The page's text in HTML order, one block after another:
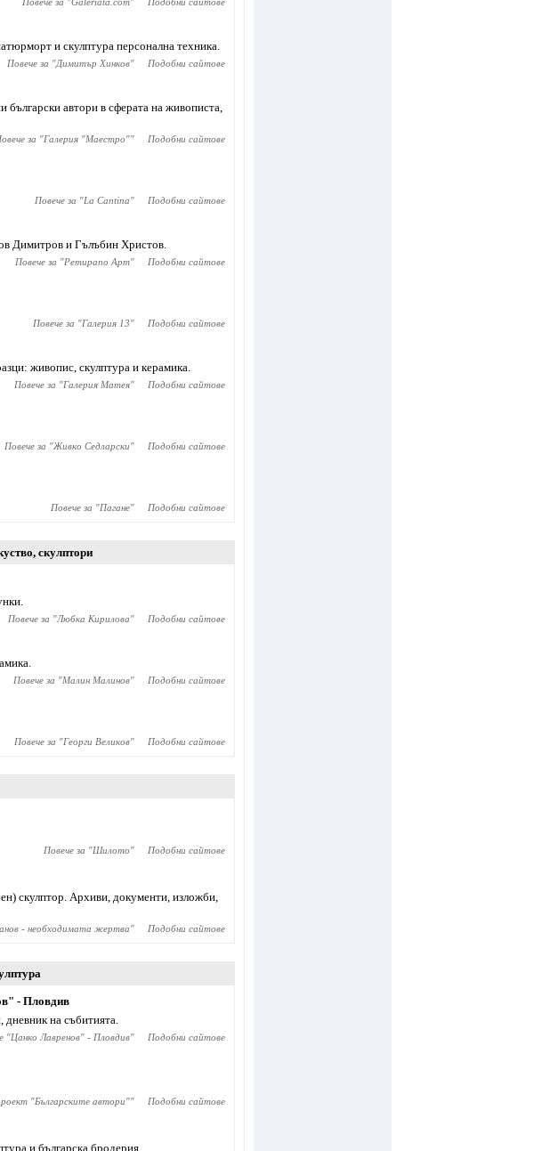
и скулптура персонална техника.
Повече за "Димитър Хинков" Подобни сайтове
български автори в сферата на живописта,
за "Галерия "Маестро"" Подобни сайтове
Повече за "La Cantina" Подобни сайтове
Димитров и Гълъбин Христов.
Повече за "Ретирапо Арт" Подобни сайтове
Повече за "Галерия 13" Подобни сайтове
живопис, скулптура и керамика.
Повече за "Галерия Матея" Подобни сайтове
Повече за "Живко Седларски" Подобни сайтове
Повече за "Пагане" Подобни сайтове
, скулптори
Повече за "Любка Кирилова" Подобни сайтове
Повече за "Малин Малинов" Подобни сайтове
Повече за "Георги Великов" Подобни сайтове
Повече за "Шилото" Подобни сайтове
скулптор. Архиви, документи, изложби,
- необходимата жертва" Подобни сайтове
- Пловдив
дневник на събитията.
"Цанко Лавренов" - Пловдив" Подобни сайтове
"Българските автори"" Подобни сайтове
и българска бродерия.